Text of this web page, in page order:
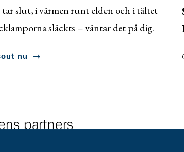
tar slut, i värmen runt elden och i tältet
släckts – väntar det på dig.
nu
partners